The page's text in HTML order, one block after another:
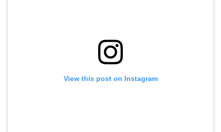
View this post on Instagram